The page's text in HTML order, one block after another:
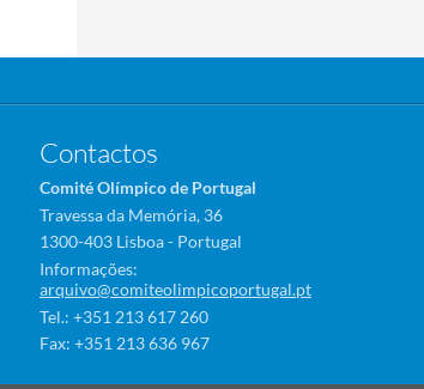
Contactos
Comité Olímpico de Portugal
Travessa da Memória, 36
1300-403 Lisboa - Portugal
Informações:
arquivo@comiteolimpicoportugal.pt
Tel.: +351 213 617 260
Fax: +351 213 636 967